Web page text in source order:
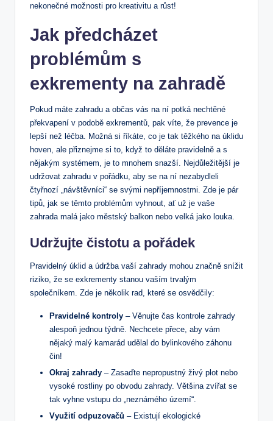
nekonečné možnosti pro kreativitu a růst!
Jak předcházet
problémům s
exkrementy na zahradě
Pokud máte zahradu a občas vás na ní potká nechtěné
překvapení v podobě exkrementů, pak víte, že prevence je
lepší než léčba. Možná si říkáte, co je tak těžkého na úklidu
hoven, ale přiznejme si to, když to děláte pravidelně a s
nějakým systémem, je to mnohem snazší. Nejdůležitější je
udržovat zahradu v pořádku, aby se na ní nezabydleli
čtyřnozí „návštěvníci“ se svými nepříjemnostmi. Zde je pár
tipů, jak se těmto problémům vyhnout, ať už je vaše
zahrada malá jako městský balkon nebo velká jako louka.
Udržujte čistotu a pořádek
Pravidelný úklid a údržba vaší zahrady mohou značně snížit
riziko, že se exkrementy stanou vaším trvalým
společníkem. Zde je několik rad, které se osvědčily:
Pravidelné kontroly – Věnujte čas kontrole zahrady
alespoň jednou týdně. Nechcete přece, aby vám
nějaký malý kamarád udělal do bylinkového záhonu
čin!
Okraj zahrady – Zasaďte nepropustný živý plot nebo
vysoké rostliny po obvodu zahrady. Většina zvířat se
tak vyhne vstupu do „neznámého území“.
Využití odpuzovačů – Existují ekologické